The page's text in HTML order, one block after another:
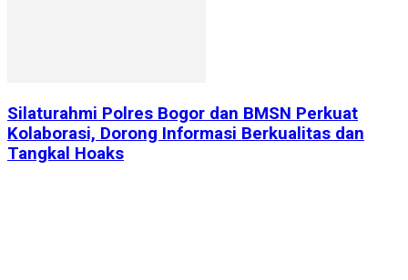
Silaturahmi Polres Bogor dan BMSN Perkuat
Kolaborasi, Dorong Informasi Berkualitas dan
Tangkal Hoaks